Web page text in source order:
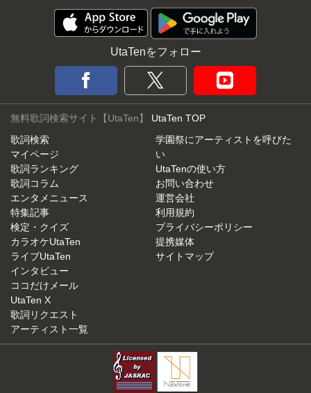
UtaTenをフォロー
無料歌詞検索サイト【UtaTen】 UtaTen TOP
歌詞検索
マイページ
歌詞ランキング
歌詞コラム
エンタメニュース
特集記事
検定・クイズ
カラオケUtaTen
ライブUtaTen
インタビュー
ココだけメール
UtaTen X
歌詞リクエスト
アーティスト一覧
学園祭にアーティストを呼びた
い
UtaTenの使い方
お問い合わせ
運営会社
利用規約
プライバシーポリシー
提携媒体
サイトマップ